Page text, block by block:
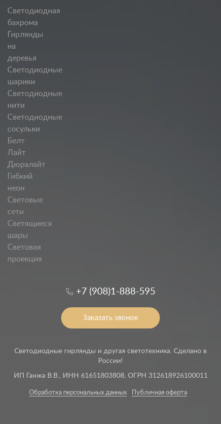
Светодиодная
бахрома
Гирлянды
на
деревья
Светодиодные
шарики
Светодиодные
нити
Светодиодные
сосульки
Белт
Лайт
Дюралайт
Гибкий
неон
Световые
сети
Светящиеся
шары
Световая
проекция
+7 (908)1-888-595
Заказать звонок
Светодиодные гирлянды и другая светотехника. Сделано в
России!
ИП Ганжа В.В., ИНН 61651803808, ОГРН 312618926100011
Обработка персональных данных Публичная оферта